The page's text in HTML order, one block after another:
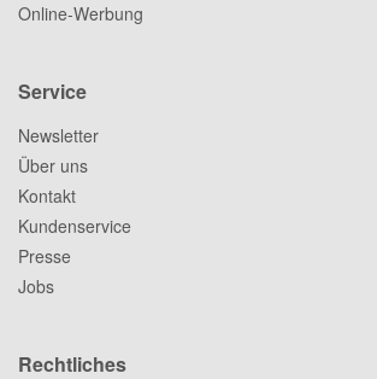
Online-Werbung
Service
Newsletter
Über uns
Kontakt
Kundenservice
Presse
Jobs
Rechtliches